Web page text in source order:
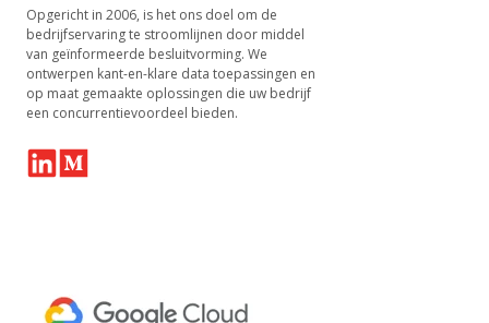
Opgericht in 2006, is het ons doel om de
bedrijfservaring te stroomlijnen door middel
van geïnformeerde besluitvorming. We
ontwerpen kant-en-klare data toepassingen en
op maat gemaakte oplossingen die uw bedrijf
een concurrentievoordeel bieden.